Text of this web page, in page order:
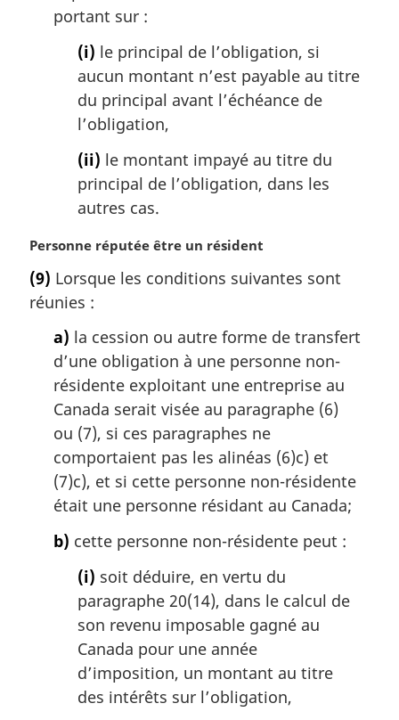
portant sur :
(i) le principal de l’obligation, si
aucun montant n’est payable au titre
du principal avant l’échéance de
l’obligation,
(ii) le montant impayé au titre du
principal de l’obligation, dans les
autres cas.
N
t
e
Personne réputée être un résident
(9) Lorsque les conditions suivantes sont
réunies :
a) la cession ou autre forme de transfert
d’une obligation à une personne non-
résidente exploitant une entreprise au
Canada serait visée au paragraphe (6)
ou (7), si ces paragraphes ne
comportaient pas les alinéas (6)c) et
(7)c), et si cette personne non-résidente
était une personne résidant au Canada;
b) cette personne non-résidente peut :
(i) soit déduire, en vertu du
paragraphe 20(14), dans le calcul de
son revenu imposable gagné au
Canada pour une année
d’imposition, un montant au titre
des intérêts sur l’obligation,